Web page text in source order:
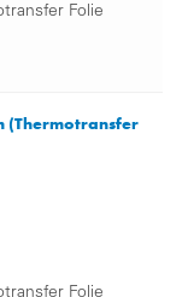
Folie
(Thermotransfer
Folie